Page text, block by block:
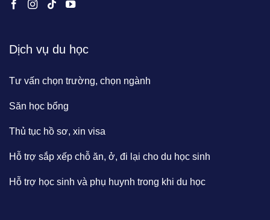
Dịch vụ du học
Tư vấn chọn trường, chọn ngành
Săn học bổng
Thủ tục hồ sơ, xin visa
Hỗ trợ sắp xếp chỗ ăn, ở, đi lại cho du học sinh
Hỗ trợ học sinh và phụ huynh trong khi du học